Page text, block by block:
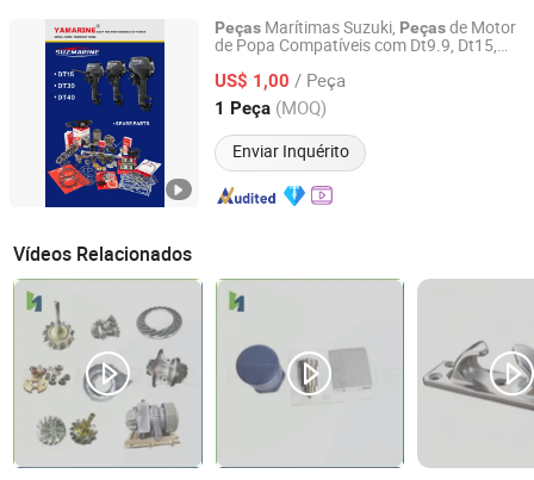
Peças Marítimas Suzuki, Peçasde Motor
de Popa Compatíveis com Dt9.9, Dt15,
US$ 1,00 / Peça
1 Peça (MOQ)
Enviar Inquérito
WUXI YAMARINE ENGINE CO.,LTD
Jiangsu, China Desde 2025
Vídeos Relacionados